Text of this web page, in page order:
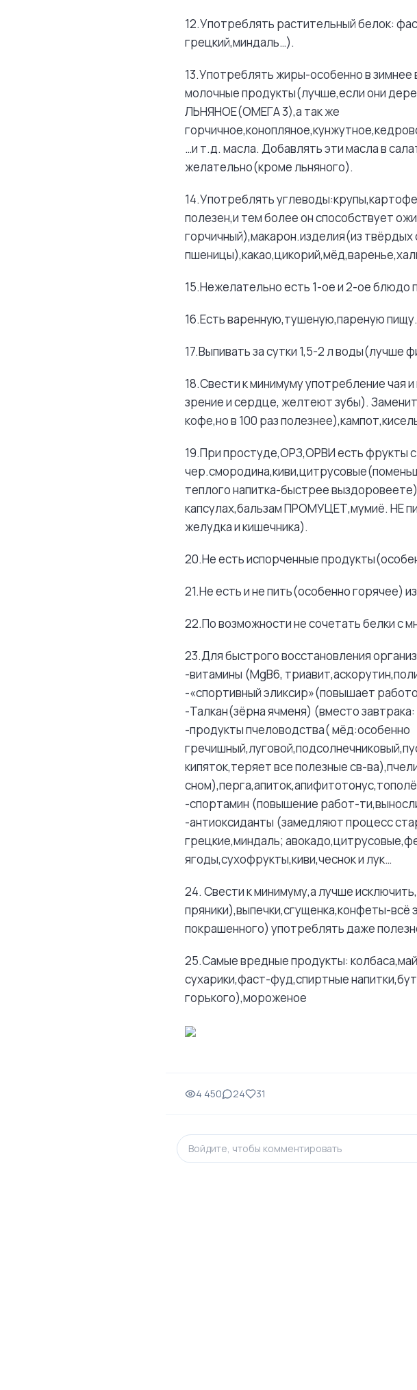
12.Употреблять растительный белок:
грецкий,миндаль…).
13.Употреблять жиры-особенно в
молочные продукты(лучше,если они
ЛЬНЯНОЕ(ОМЕГА 3),а так же
…и т.д. масла. Добавлять эти масла в
желательно(кроме льняного).
14.Употреблять
полезен,и тем более он способствует
горчичный),макарон.изделия(из твёрдых
15.Нежелательно есть 1-ое и 2-ое блюдо
16.Есть варенную,тушеную,пареную
17.Выпивать за сутки 1,5-2 л воды(лучше
18.Свести к минимуму употребление чая
зрение и сердце, желтеют зубы).
кофе,но в 100 раз
19.При простуде,ОРЗ,ОРВИ есть фрукты
теплого напитка-быстрее
капсулах,бальзам ПРОМУЦЕТ,мумиё. НЕ
желудка и кишечника).
20.Не есть испорченные
21.Не есть и не пить(особенно горячее)
22.По возможности не сочетать белки с
23.Для быстрого восстановления
-витамины (MgB6,
-«спортивный эликсир»(повышает
-Талкан(зёрна ячменя) (вместо
-продукты пчеловодства( мёд:особенно
кипяток,теряет все полезные св-
-спортамин (повышение работ-
-антиоксиданты (замедляют процесс
грецкие,миндаль;
ягоды,сухофрукты,киви,чеснок и лук…
24. Свести к минимуму,а лучше
пряники),выпечки,сгущенка,конфеты-
покрашенного) употреблять даже
25.Самые вредные продукты:
сухарики,фаст-фуд,спиртные
горького),мороженое
4 450 24 31